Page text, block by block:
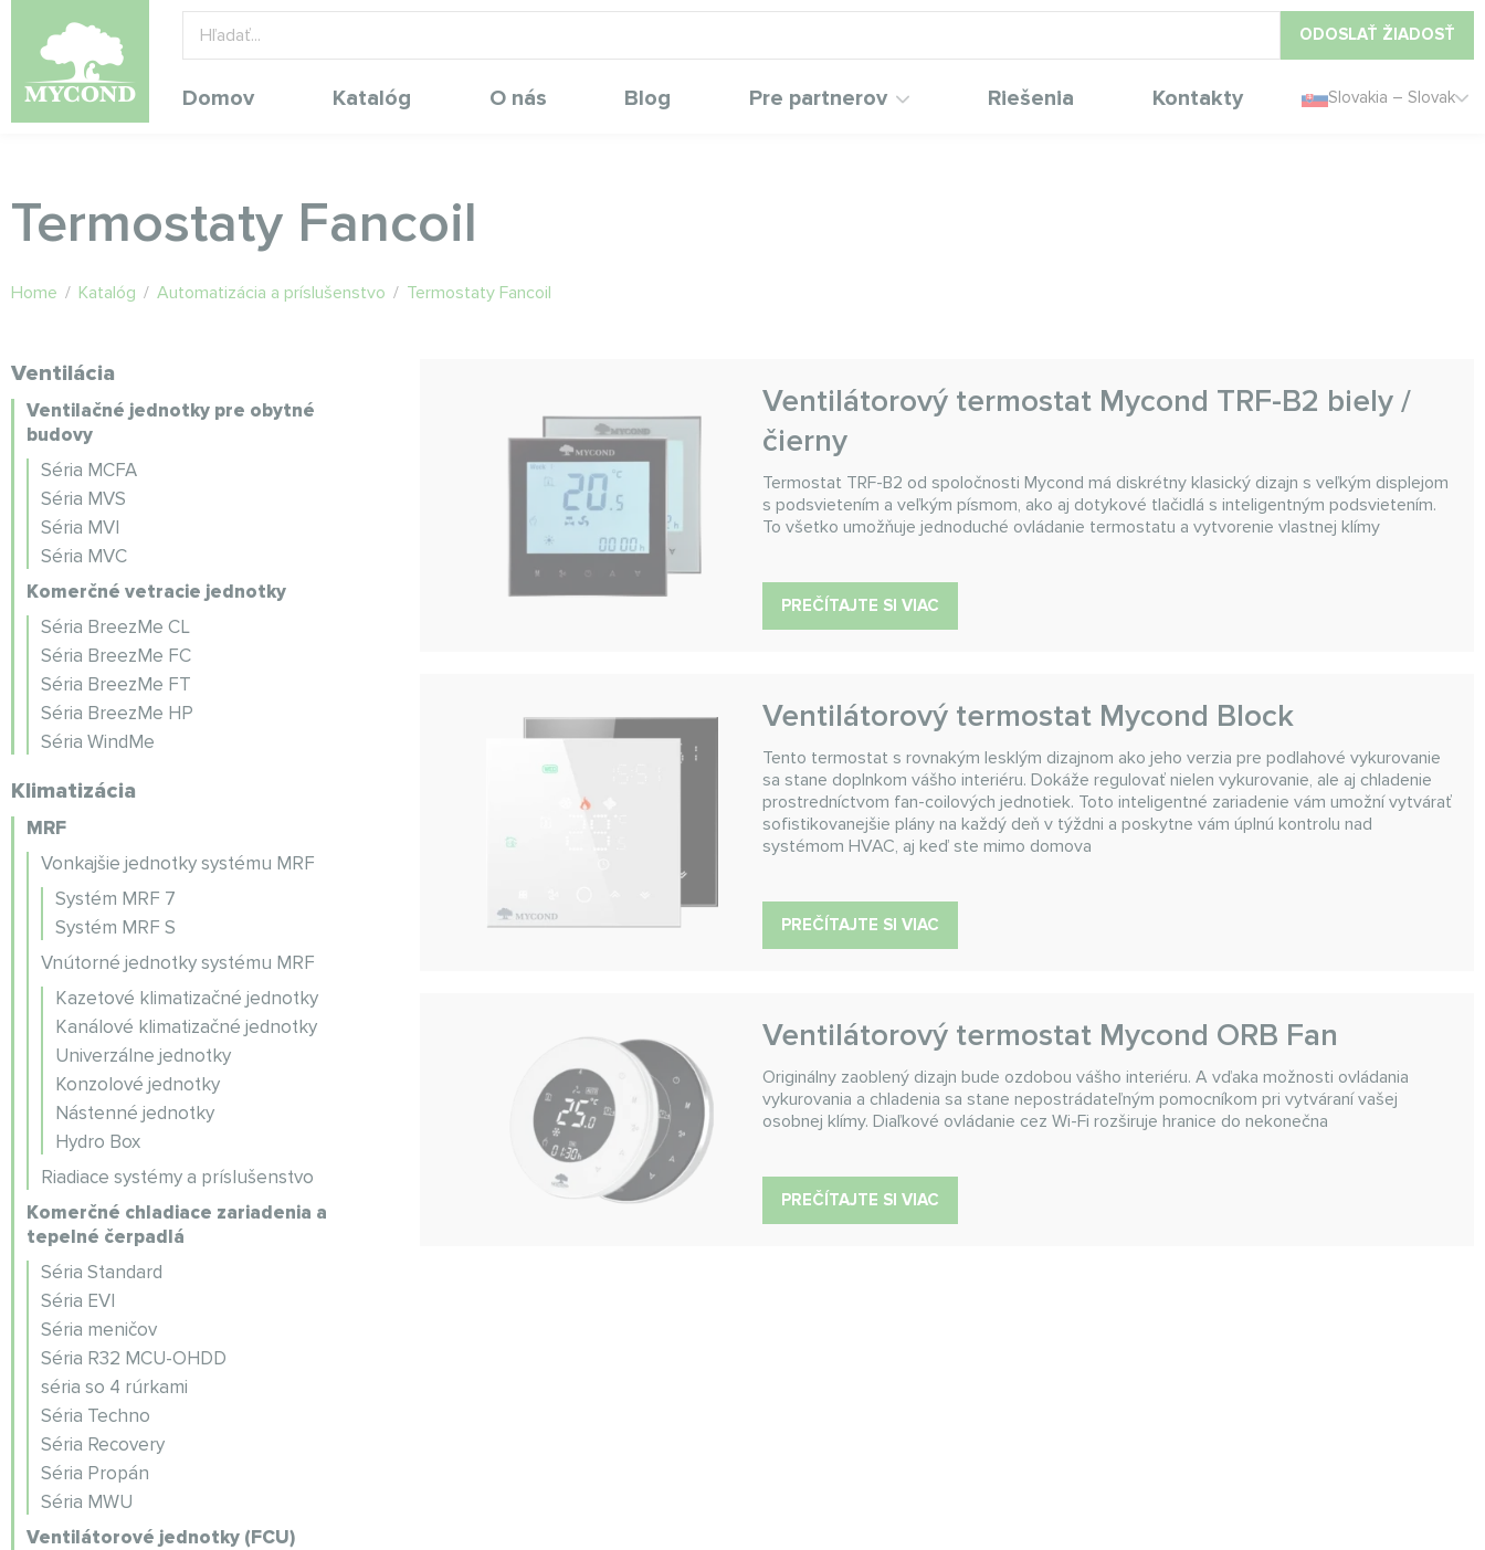
ODOSLAŤ ŽIADOSŤ
Domov Katalóg O nás Blog Pre partnerov Riešenia Kontakty Slovakia – Slovak
Termostaty Fancoil
Home / Katalóg / Automatizácia a príslušenstvo / Termostaty Fancoil
Ventilácia
Ventilačné jednotky pre obytné
budovy
Séria MCFA
Séria MVS
Séria MVI
Séria MVC
Komerčné vetracie jednotky
Séria BreezMe CL
Séria BreezMe FC
Séria BreezMe FT
Séria BreezMe HP
Séria WindMe
Klimatizácia
MRF
Vonkajšie jednotky systému MRF
Systém MRF 7
Systém MRF S
Vnútorné jednotky systému MRF
Kazetové klimatizačné jednotky
Kanálové klimatizačné jednotky
Univerzálne jednotky
Konzolové jednotky
Nástenné jednotky
Hydro Box
Riadiace systémy a príslušenstvo
Komerčné chladiace zariadenia a
tepelné čerpadlá
Séria Standard
Séria EVI
Séria meničov
Séria R32 MCU-OHDD
séria so 4 rúrkami
Séria Techno
Séria Recovery
Séria Propán
Séria MWU
Ventilátorové jednotky (FCU)
Ventilátorový termostat Mycond TRF-B2 biely /
čierny
Termostat TRF-B2 od spoločnosti Mycond má diskrétny klasický dizajn s veľkým displejom
s podsvietením a veľkým písmom, ako aj dotykové tlačidlá s inteligentným podsvietením.
To všetko umožňuje jednoduché ovládanie termostatu a vytvorenie vlastnej klímy
PREČÍTAJTE SI VIAC
Ventilátorový termostat Mycond Block
Tento termostat s rovnakým lesklým dizajnom ako jeho verzia pre podlahové vykurovanie
sa stane doplnkom vášho interiéru. Dokáže regulovať nielen vykurovanie, ale aj chladenie
prostredníctvom fan-coilových jednotiek. Toto inteligentné zariadenie vám umožní vytvárať
sofistikovanejšie plány na každý deň v týždni a poskytne vám úplnú kontrolu nad
systémom HVAC, aj keď ste mimo domova
PREČÍTAJTE SI VIAC
Ventilátorový termostat Mycond ORB Fan
Originálny zaoblený dizajn bude ozdobou vášho interiéru. A vďaka možnosti ovládania
vykurovania a chladenia sa stane nepostrádateľným pomocníkom pri vytváraní vašej
osobnej klímy. Diaľkové ovládanie cez Wi-Fi rozširuje hranice do nekonečna
PREČÍTAJTE SI VIAC